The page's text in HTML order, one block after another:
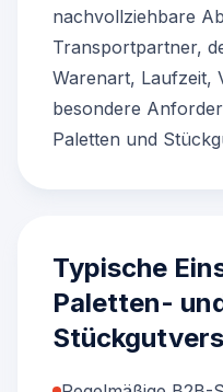
nachvollziehbare
Transportpartner,
Warenart, Laufzeit,
besondere
Paletten und
Typische
Paletten-